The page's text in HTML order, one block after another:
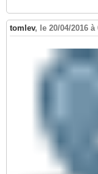
tomlev, le 20/04/2016 à